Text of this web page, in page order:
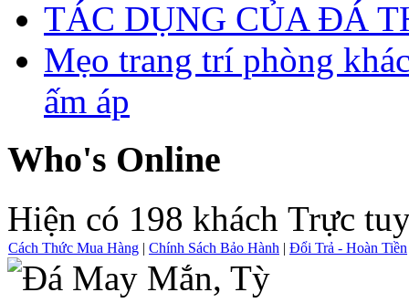
TÁC DỤNG CỦA ĐÁ
Mẹo trang trí phòng
ấm áp
Who's Online
Hiện có 198 khách Trực
Cách Thức Mua Hàng | Chính Sách Bảo Hành | Đổi Trả - Hoàn Tiền